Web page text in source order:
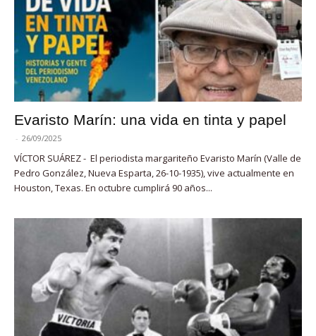
Evaristo Marín: una vida en tinta y papel
- 26/09/2025
VÍCTOR SUÁREZ - El periodista margariteño Evaristo Marín (Valle de
Pedro González, Nueva Esparta, 26-10-1935), vive actualmente en
Houston, Texas. En octubre cumplirá 90 años...